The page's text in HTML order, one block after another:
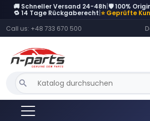
🚚 Schneller Versand 24-48h 🛡️ 100%
🔁 14 Tage Rückgaberecht ⭐ Geprüfte
Call us: +48 733 670 500
search
DERZEIT NICHT AUF LAGER